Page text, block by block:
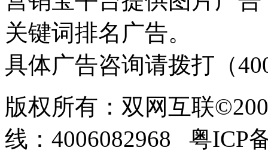
关键词排名广告。
具体广告咨询请拨打（
版权所有：双网互联
线：4006082968 粤ICP